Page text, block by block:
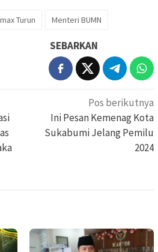
Turun Menteri BUMN
SEBARKAN
Pos berikutnya
Ini Pesan Kemenag Kota
Sukabumi Jelang Pemilu
2024